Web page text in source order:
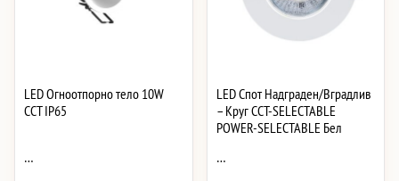
LED Огноотпорно тело 10W
CCT IP65
…
LED Спот Надграден/Вградлив
– Круг CCT-SELECTABLE
POWER-SELECTABLE Бел
…